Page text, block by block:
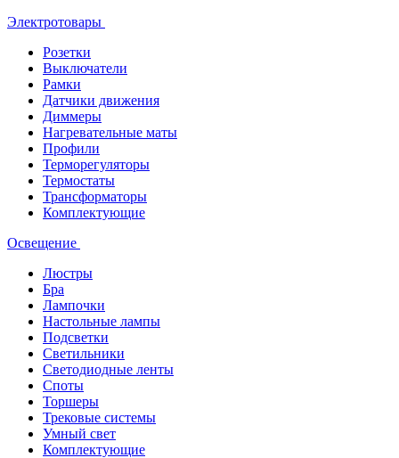
Электротовары
Розетки
Выключатели
Рамки
Датчики движения
Диммеры
Нагревательные маты
Профили
Терморегуляторы
Термостаты
Трансформаторы
Комплектующие
Освещение
Люстры
Бра
Лампочки
Настольные лампы
Подсветки
Светильники
Светодиодные ленты
Споты
Торшеры
Трековые системы
Умный свет
Комплектующие